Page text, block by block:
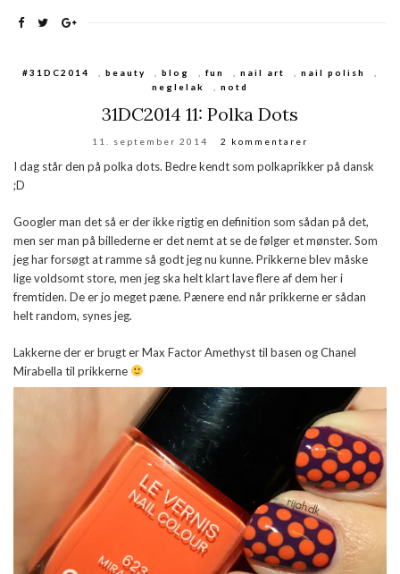
#31DC2014 beauty blog fun nail art nail polish
neglelak
notd
31DC2014 11: Polka Dots
11. september 2014 2 kommentarer
I dag står den på polka dots. Bedre kendt som polkaprikker på dansk
;D
Googler man det så er der ikke rigtig en definition som sådan på det,
men ser man på billederne er det nemt at se de følger et mønster. Som
jeg har forsøgt at ramme så godt jeg nu kunne. Prikkerne blev måske
lige voldsomt store, men jeg ska helt klart lave flere af dem her i
fremtiden. De er jo meget pæne. Pænere end når prikkerne er sådan
helt random, synes jeg.
Lakkerne der er brugt er Max Factor Amethyst til basen og Chanel
Mirabella til prikkerne